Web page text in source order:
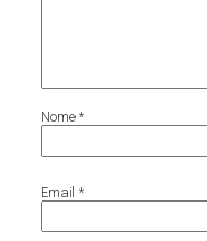
Nome*
Email*